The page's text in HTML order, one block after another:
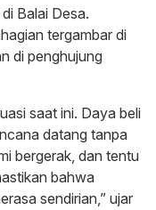
Balai Desa.
tergambar di
di penghujung
saat ini. Daya beli
datang tanpa
bergerak, dan tentu
bahwa
sendirian,” ujar